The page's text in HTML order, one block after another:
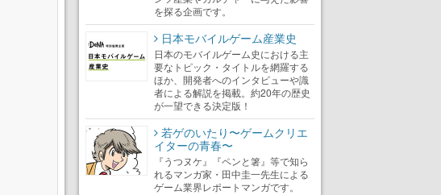
を探る企画です。
日本モバイルゲーム産業史
日本のモバイルゲーム史における主
要なトピック・タイトルを網羅する
ほか、開発者へのインタビューや識
者による解説を掲載。約20年の歴史
が一望できる決定版！
若ゲのいたり〜ゲームクリエ
イターの青春〜
『うつヌケ』『ペンと箸』等で知ら
れるマンガ家・田中圭一先生による
ゲーム業界レポートマンガです。